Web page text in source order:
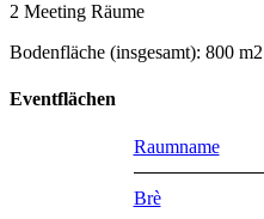
2 Meeting Räume
Bodenfläche (insgesamt): 800 m2
Eventflächen
Raumname
Brè